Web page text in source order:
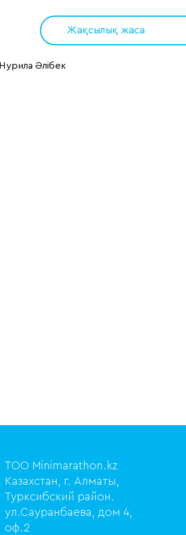
Жақсылық жаса
Нурила Әлібек
ТОО Minimarathon.kz
Казахстан, г. Алматы,
Турксибский район.
ул.Сауранбаева, дом 4,
оф.2